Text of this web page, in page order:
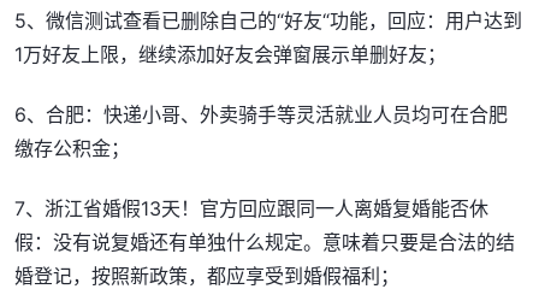
5、微信测试查看已删除自己的“好友“功能，回应：用户达到
1万好友上限，继续添加好友会弹窗展示单删好友；
6、合肥：快递小哥、外卖骑手等灵活就业人员均可在合肥
缴存公积金；
7、浙江省婚假13天！官方回应跟同一人离婚复婚能否休
假：没有说复婚还有单独什么规定。意味着只要是合法的结
婚登记，按照新政策，都应享受到婚假福利；